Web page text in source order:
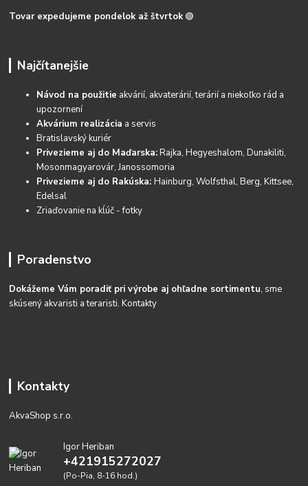
Tovar expedujeme pondelok až štvrtok 🟢
Najčítanejšie
Návod na použitie akvárií, akvaterárií, terárií a niekoľko rád a
upozornení
Akvárium realizácia a servis
Bratislavský kuriér
Privezieme aj do Maďarska:Rajka, Hegyeshalom, Dunakiliti,
Mosonmagyarovár, Janossomoria
Privezieme aj do Rakúska:Hainburg, Wolfsthal, Berg, Kittsee,
Edelsal
Zriaďovanie na kĺúč - fotky
Poradenstvo
Dokážeme Vám poradiť pri výrobe aj ohľadne sortimentu, sme
skúsený akvaristi a teraristi.Kontakty
Kontakty
AkvaShop s.r.o.
Igor Heriban
+421915272027
(Po-Pia, 8-16 hod.)